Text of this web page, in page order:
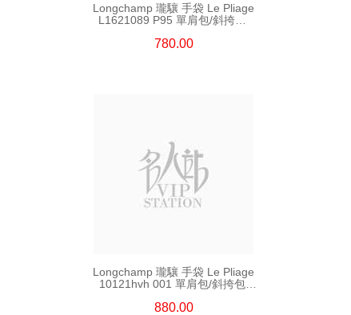
Longchamp 瓏驤 手袋 Le Pliage
L1621089 P95 單肩包/斜挎包/
780.00
Longchamp 瓏驤 手袋 Le Pliage
10121hvh 001 單肩包/斜挎包/
880.00